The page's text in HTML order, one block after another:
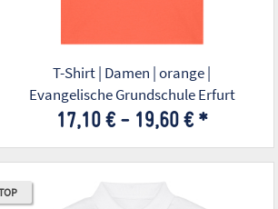
T-Shirt | Damen | orange |
Evangelische Grundschule Erfurt
17,10 € - 19,60 € *